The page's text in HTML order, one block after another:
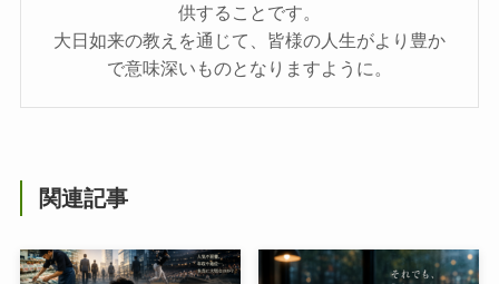
供することです。
大日如来の教えを通じて、皆様の人生がより豊か
で意味深いものとなりますように。
関連記事